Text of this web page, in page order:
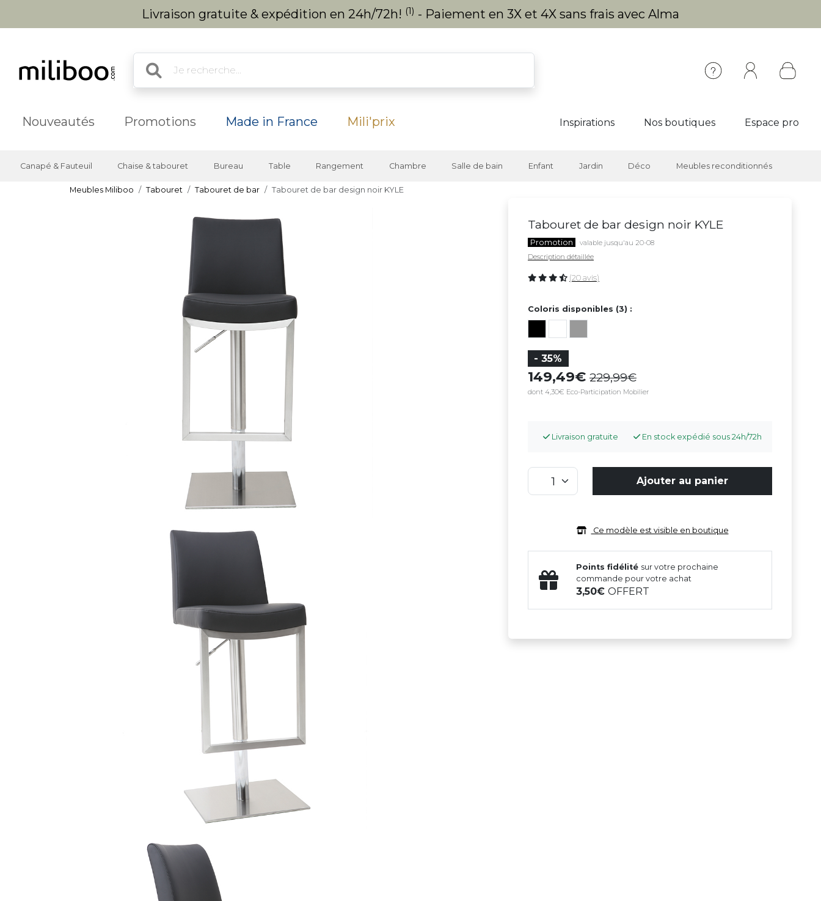
Livraison gratuite & expédition en 24h/72h! (1) - Paiement en 3X et 4X sans frais avec Alma
Nouveautés Promotions Made in France Mili'prix Inspirations Nos boutiques Espace pro
Canapé & Fauteuil Chaise & tabouret Bureau Table Rangement Chambre Salle de bain Enfant Jardin Déco Meubles reconditionnés
Meubles Miliboo Tabouret Tabouret de bar Tabouret de bar design noir KYLE
Tabouret de bar design noir KYLE
Promotion
valable jusqu'au 20-08
Description détaillée
(20 avis)
Coloris disponibles (3) :
- 35%
149,49 229,99
dont 4,30€ Eco-Participation Mobilier
Livraison gratuite En stock expédié sous 24h/72h
Ajouter au panier
Ce modèle est visible en boutique
Points fidélité sur votre prochaine
commande pour votre achat
3,50OFFERT